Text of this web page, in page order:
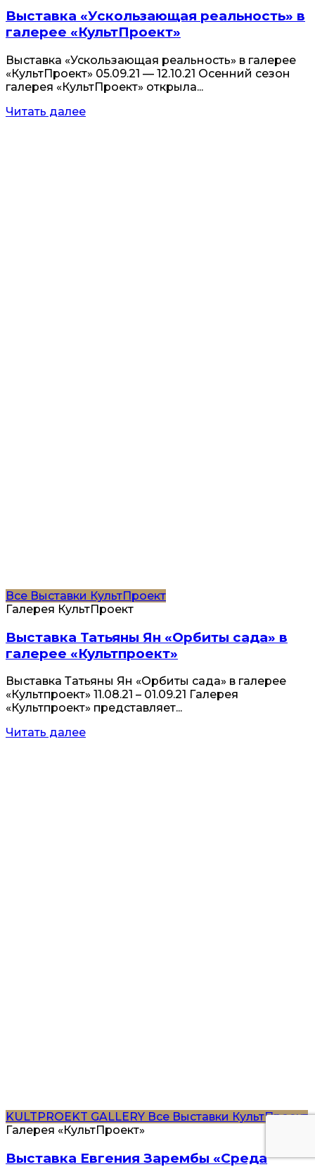
Выставка «Ускользающая реальность» в
галерее «КультПроект»
Выставка «Ускользающая реальность» в галерее
«КультПроект» 05.09.21 — 12.10.21 Осенний сезон
галерея «КультПроект» открыла...
Читать далее
Все Выставки КультПроект
Галерея КультПроект
Выставка Татьяны Ян «Орбиты сада» в
галерее «Культпроект»
Выставка Татьяны Ян «Орбиты сада» в галерее
«Культпроект» 11.08.21 – 01.09.21 Галерея
«Культпроект» представляет...
Читать далее
KULTPROEKT GALLERY Все Выставки КультПроект
Галерея «КультПроект»
Выставка Евгения Зарембы «Среда